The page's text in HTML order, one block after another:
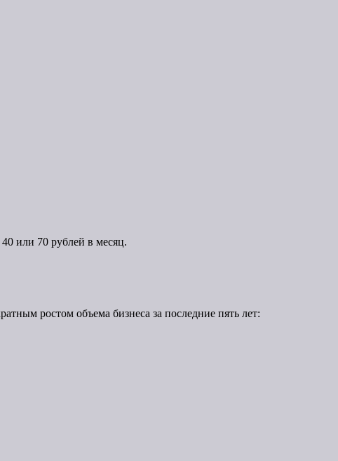
или 70 рублей в месяц.
ростом объема бизнеса за последние пять лет: